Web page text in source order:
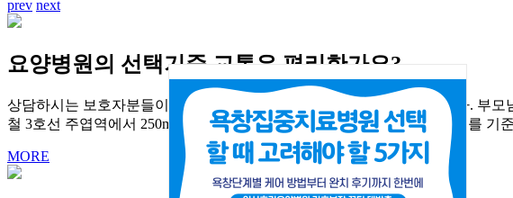
prev next
요양병원의 선택기준 교통은 편리한가요?
상담하시는 보호자분들이 가장 많이 물어보시는 부분이 바로 '교통'입니다. 부
철 3호선 주엽역에서 250m, 도보로 3분 거리에 위치해있으며, 서울 영등포를
MORE